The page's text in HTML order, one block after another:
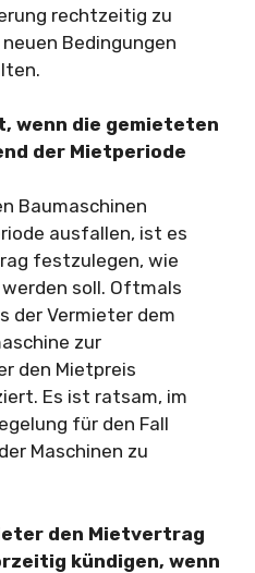
rechtzeitig zu
Bedingungen
wenn die gemieteten
der Mietperiode
Baumaschinen
ausfallen, ist es
festzulegen, wie
soll. Oftmals
der Vermieter dem
zur
den Mietpreis
Es ist ratsam, im
für den Fall
Maschinen zu
den Mietvertrag
kündigen, wenn